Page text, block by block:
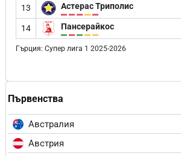
Първенства
Австралия
Австрия
13 Астерас Триполис
14 Пансерайкос
Гърция: Супер лига 1 2025-2026